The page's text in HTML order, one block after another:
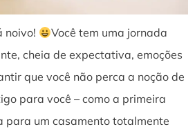
noivo!
Você tem uma jornada
cheia de expectativa, emoções
que você não perca a noção de
para você – como a primeira
para um casamento totalmente